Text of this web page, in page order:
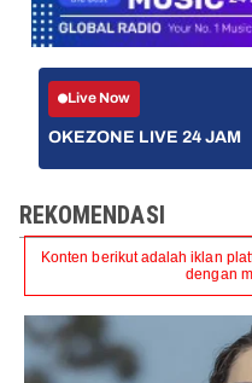
Live Now
OKEZONE LIVE 24 JAM